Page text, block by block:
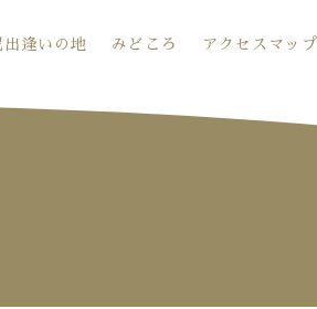
出逢いの地 みどころ アクセスマップ